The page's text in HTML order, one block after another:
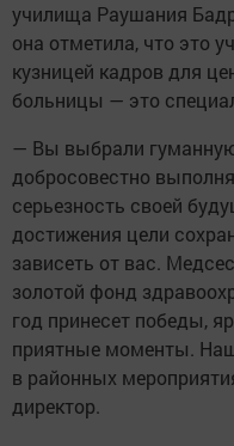
училища Раушания
она отметила, что это
кузницей кадров для
больницы — это
— Вы выбрали
добросовестно
серьезность своей
достижения цели
зависеть от вас.
золотой фонд
год принесет победы,
приятные моменты.
в районных
директор.